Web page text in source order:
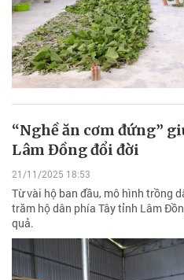
“Nghề ăn cơm đứng”
Lâm Đồng đổi đời
21/11/2025 18:53
Từ vài hộ ban đầu, mô hình trồng
trăm hộ dân phía Tây tỉnh Lâm
quả.